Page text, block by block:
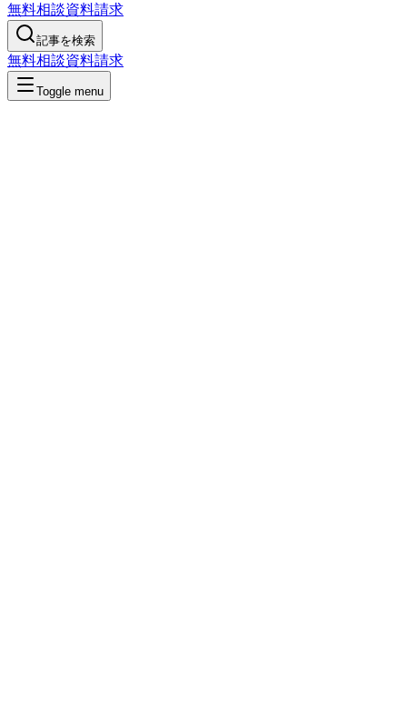
無料相談資料請求
記事を検索
無料相談資料請求
Toggle menu